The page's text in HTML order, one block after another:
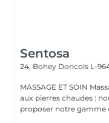
Sentosa
24, Bohey Doncols L-
MASSAGE ET SOIN Massage relaxant, énergisant, destress et
aux pierres chaudes :
proposer notre gamme